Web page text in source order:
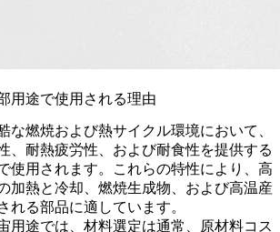
用途で使用される理由
な燃焼および熱サイクル環境において、
、耐熱疲労性、および耐食性を提供する
使用されます。これらの特性により、高
加熱と冷却、燃焼生成物、および高温産
れる部品に適しています。
用途では、材料選定は通常、原材料コス